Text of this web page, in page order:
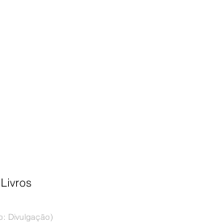
Livros
Divulgação)